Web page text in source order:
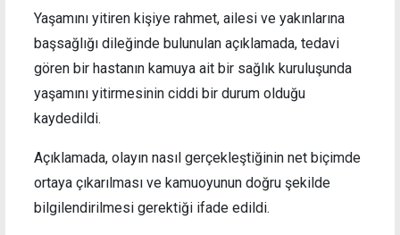
Yaşamını yitiren kişiye rahmet, ailesi ve yakınlarına
başsağlığı dileğinde bulunulan açıklamada, tedavi
gören bir hastanın kamuya ait bir sağlık kuruluşunda
yaşamını yitirmesinin ciddi bir durum olduğu
kaydedildi.
Açıklamada, olayın nasıl gerçekleştiğinin net biçimde
ortaya çıkarılması ve kamuoyunun doğru şekilde
bilgilendirilmesi gerektiği ifade edildi.